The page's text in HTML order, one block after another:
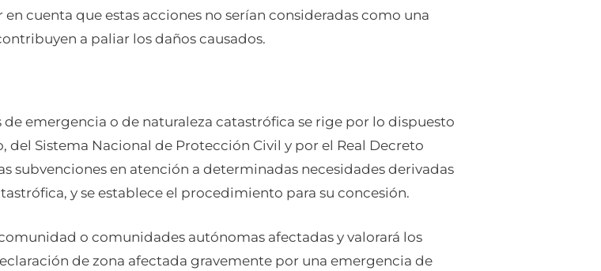
cuenta que estas acciones no serían consideradas como una
a paliar los daños causados.
emergencia o de naturaleza catastrófica se rige por lo dispuesto
del Sistema Nacional de Protección Civil y por el Real Decreto
subvenciones en atención a determinadas necesidades derivadas
y se establece el procedimiento para su concesión.
o comunidades autónomas afectadas y valorará los
de zona afectada gravemente por una emergencia de